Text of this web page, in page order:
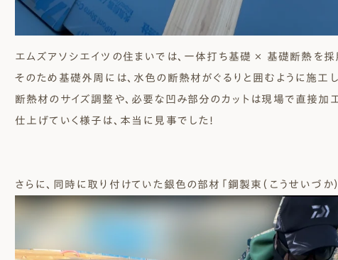
エムズアソシエイツの住まいでは、 一体打ち基礎 × 基礎断熱 を採
そのため基礎外周には、水色の断熱材がぐるりと囲むように施工し
断熱材のサイズ調整や、必要な凹み部分のカットは現場で直接加
仕上げていく様子は、本当に見事でした！
さらに、同時に取り付けていた銀色の部材「鋼製束（こうせいづか